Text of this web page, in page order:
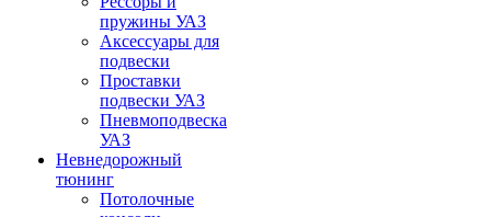
пружины УАЗ
Аксессуары для
подвески
Проставки
подвески УАЗ
Пневмоподвеска
УАЗ
Невнедорожный
тюнинг
Потолочные